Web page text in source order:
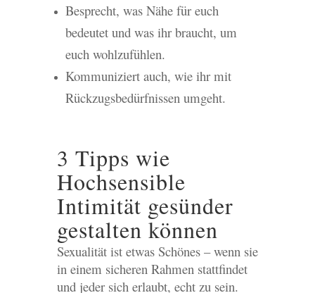
Besprecht, was Nähe für euch
bedeutet und was ihr braucht, um
euch wohlzufühlen.
Kommuniziert auch, wie ihr mit
Rückzugsbedürfnissen umgeht.
3 Tipps wie
Hochsensible
Intimität gesünder
gestalten können
Sexualität ist etwas Schönes – wenn sie
in einem sicheren Rahmen stattfindet
und jeder sich erlaubt, echt zu sein.